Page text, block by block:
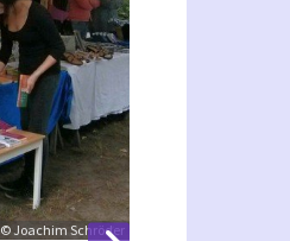
© Joachim Schröder